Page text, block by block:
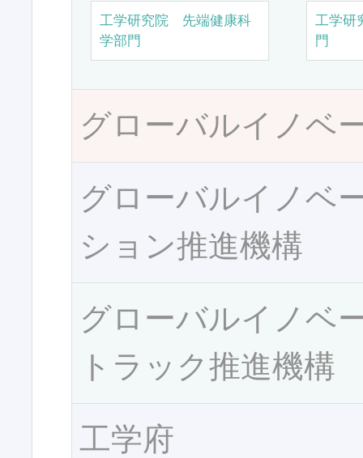
工学研究院 先端健康科
学部門
工学研
門
グローバルイノベ
グローバルイノベ
ション推進機構
グローバルイノベ
トラック推進機構
工学府